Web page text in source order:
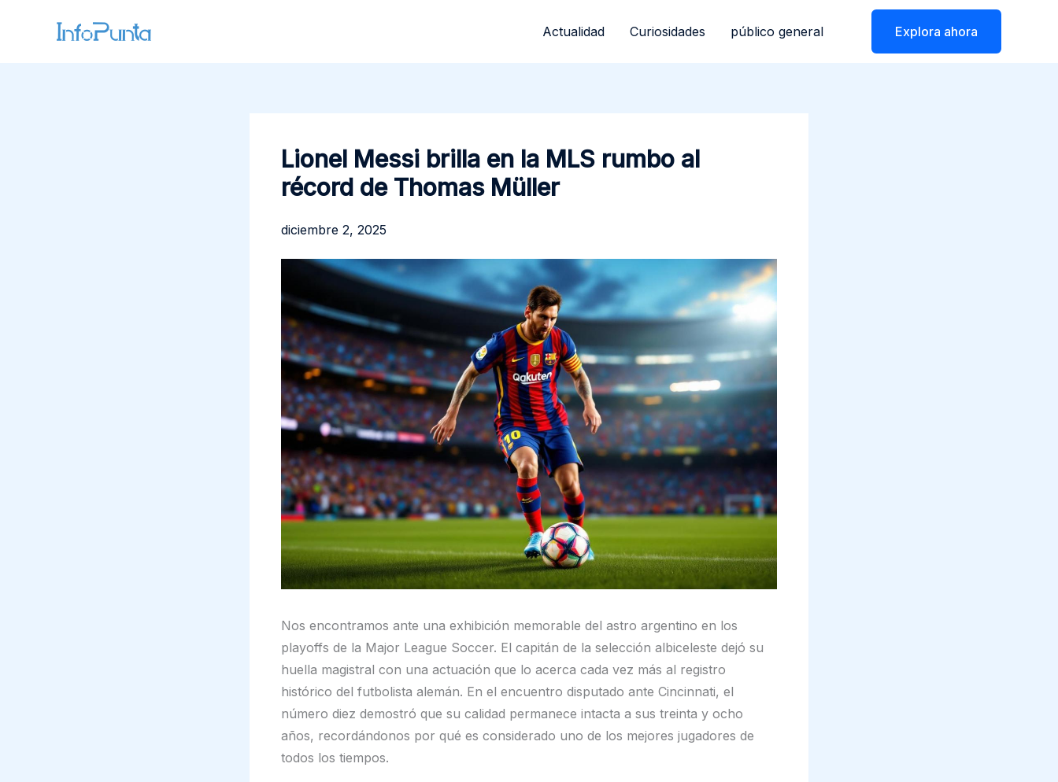
Actualidad Curiosidades público general Explora ahora
Lionel Messi brilla en la MLS rumbo al
récord de Thomas Müller
diciembre 2, 2025
Nos encontramos ante una exhibición memorable del astro argentino en los
playoffs de la Major League Soccer. El capitán de la selección albiceleste dejó su
huella magistral con una actuación que lo acerca cada vez más al registro
histórico del futbolista alemán. En el encuentro disputado ante Cincinnati, el
número diez demostró que su calidad permanece intacta a sus treinta y ocho
años, recordándonos por qué es considerado uno de los mejores jugadores de
todos los tiempos.